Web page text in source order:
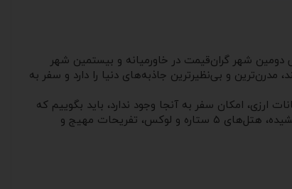
شهر گران‌قیمت در خاورمیانه و بیستمین شهر
و بی‌نظیرترین جاذبه‌های دنیا را دارد و سفر به
ارزی، امکان سفر به آنجا وجود ندارد، باید بگوییم که
عده زیادی از گردشگران به‌ویژه ایرانیان، در سال‌های اخیر دبی را به‌عنوان مقصد توریستی خود انتخاب کرده‌اند. مواردی همچون برج‌های سر‌به‌فلک‌کشیده، هتل‌های ۵ ستاره و لوکس، تفریحات مهیج و